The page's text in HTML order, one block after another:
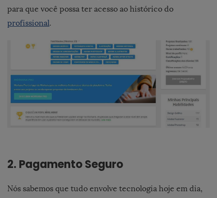
para que você possa ter acesso ao histórico do
profissional.
2. Pagamento Seguro
Nós sabemos que tudo envolve tecnologia hoje em dia,